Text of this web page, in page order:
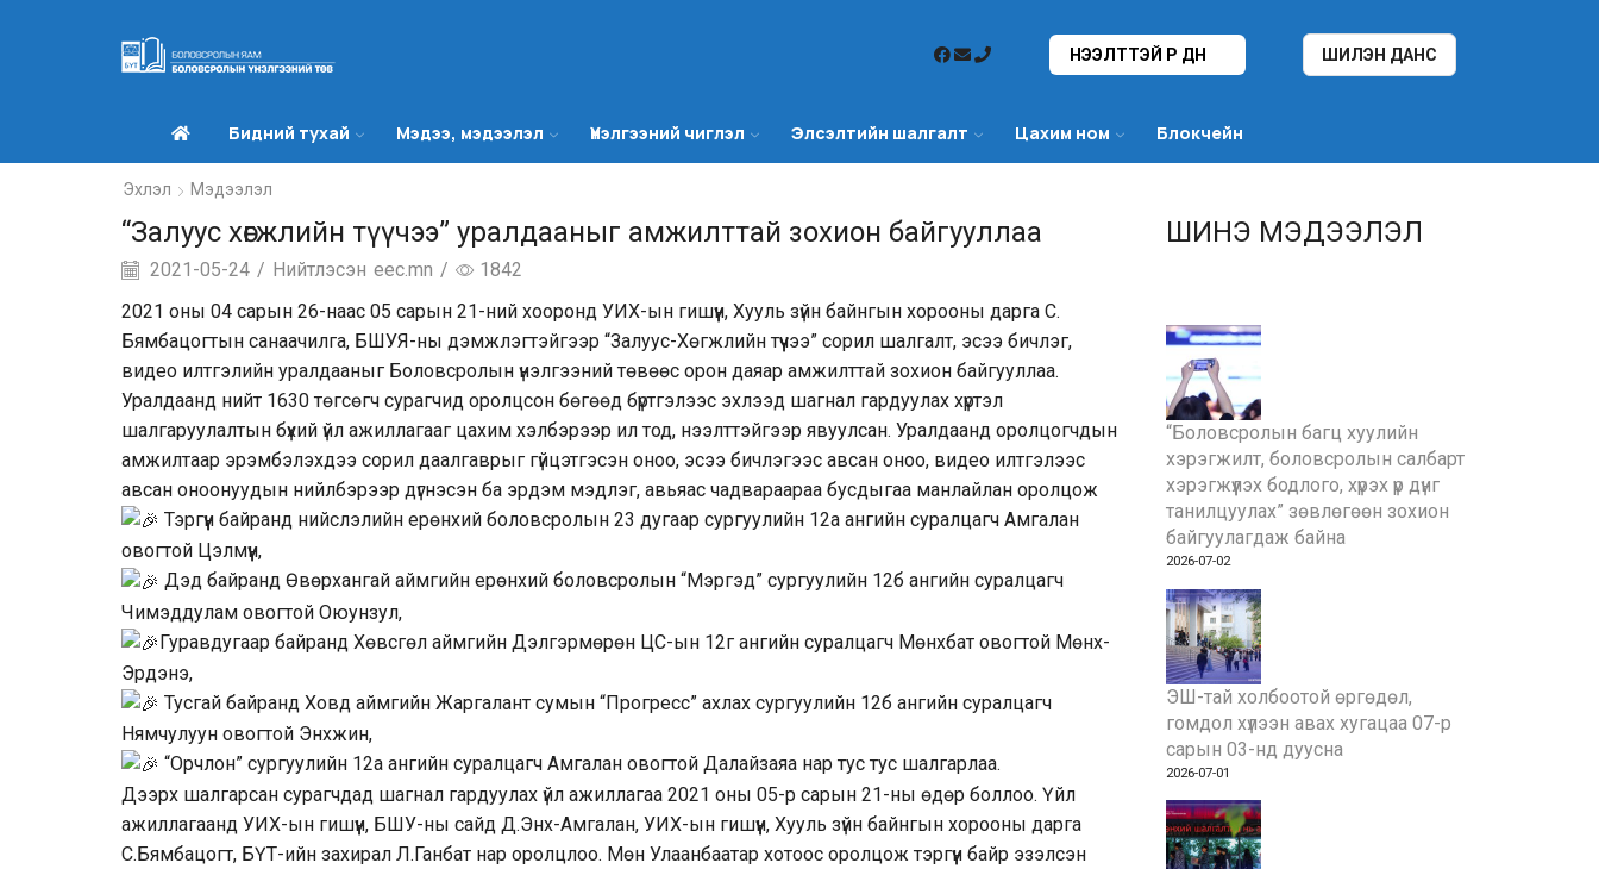
НЭЭЛТТЭЙ ҮР ДҮН ШИЛЭН ДАНС
Бидний тухай Мэдээ, мэдээлэл Үнэлгээний чиглэл Элсэлтийн шалгалт Цахим ном Блокчейн
Эхлэл Мэдээлэл
“Залуус хөгжлийн түүчээ” уралдааныг амжилттай зохион байгууллаа
2021-05-24 / Нийтлэсэн eec.mn /
1842
2021 оны 04 сарын 26-наас 05 сарын 21-ний хооронд УИХ-ын гишүүн, Хууль зүйн байнгын хорооны дарга С.
Бямбацогтын санаачилга, БШУЯ-ны дэмжлэгтэйгээр “Залуус-Хөгжлийн түүчээ” сорил шалгалт, эсээ бичлэг,
видео илтгэлийн уралдааныг Боловсролын үнэлгээний төвөөс орон даяар амжилттай зохион байгууллаа.
Уралдаанд нийт 1630 төгсөгч сурагчид оролцсон бөгөөд бүртгэлээс эхлээд шагнал гардуулах хүртэл
шалгаруулалтын бүхий үйл ажиллагааг цахим хэлбэрээр ил тод, нээлттэйгээр явуулсан. Уралдаанд оролцогчдын
амжилтаар эрэмбэлэхдээ сорил даалгаврыг гүйцэтгэсэн оноо, эсээ бичлэгээс авсан оноо, видео илтгэлээс
авсан оноонуудын нийлбэрээр дүгнэсэн ба эрдэм мэдлэг, авьяас чадвараараа бусдыгаа манлайлан оролцож
Тэргүүн байранд нийслэлийн ерөнхий боловсролын 23 дугаар сургуулийн 12а ангийн суралцагч Амгалан
овогтой Цэлмүүн,
Дэд байранд Өвөрхангай аймгийн ерөнхий боловсролын “Мэргэд” сургуулийн 12б ангийн суралцагч
Чимэддулам овогтой Оюунзул,
Гуравдугаар байранд Хөвсгөл аймгийн Дэлгэрмөрөн ЦС-ын 12г ангийн суралцагч Мөнхбат овогтой Мөнх-
Эрдэнэ,
Тусгай байранд Ховд аймгийн Жаргалант сумын “Прогресс” ахлах сургуулийн 12б ангийн суралцагч
Нямчулуун овогтой Энхжин,
“Орчлон” сургуулийн 12а ангийн суралцагч Амгалан овогтой Далайзаяа нар тус тус шалгарлаа.
Дээрх шалгарсан сурагчдад шагнал гардуулах үйл ажиллагаа 2021 оны 05-р сарын 21-ны өдөр боллоо. Үйл
ажиллагаанд УИХ-ын гишүүн, БШУ-ны сайд Д.Энх-Амгалан, УИХ-ын гишүүн, Хууль зүйн байнгын хорооны дарга
С.Бямбацогт, БҮТ-ийн захирал Л.Ганбат нар оролцлоо. Мөн Улаанбаатар хотоос оролцож тэргүүн байр эзэлсэн
ШИНЭ МЭДЭЭЛЭЛ
“Боловсролын багц хуулийн
хэрэгжилт, боловсролын салбарт
хэрэгжүүлэх бодлого, хүрэх үр дүнг
танилцуулах” зөвлөгөөн зохион
байгуулагдаж байна
2026-07-02
ЭШ-тай холбоотой өргөдөл,
гомдол хүлээн авах хугацаа 07-р
сарын 03-нд дуусна
2026-07-01